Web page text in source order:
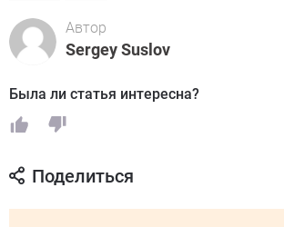
Автор
Sergey Suslov
Была ли статья интересна?
Поделиться